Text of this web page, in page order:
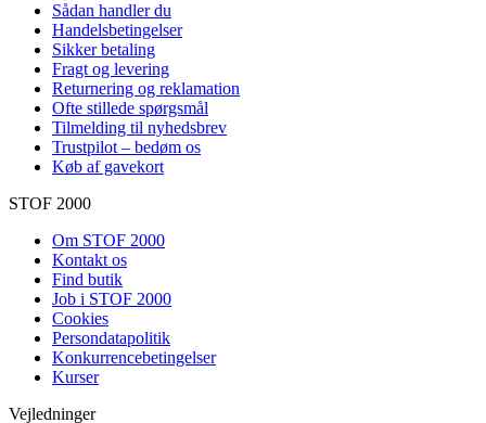
Sådan handler du
Handelsbetingelser
Sikker betaling
Fragt og levering
Returnering og reklamation
Ofte stillede spørgsmål
Tilmelding til nyhedsbrev
Trustpilot – bedøm os
Køb af gavekort
STOF 2000
Om STOF 2000
Kontakt os
Find butik
Job i STOF 2000
Cookies
Persondatapolitik
Konkurrencebetingelser
Kurser
Vejledninger